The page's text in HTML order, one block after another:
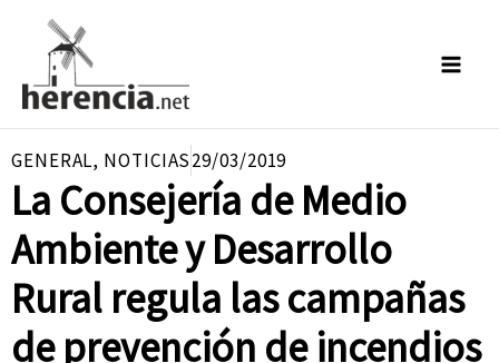
contenido
GENERAL, NOTICIAS29/03/2019
La Consejería de Medio
Ambiente y Desarrollo
Rural regula las campañas
de prevención de incendios